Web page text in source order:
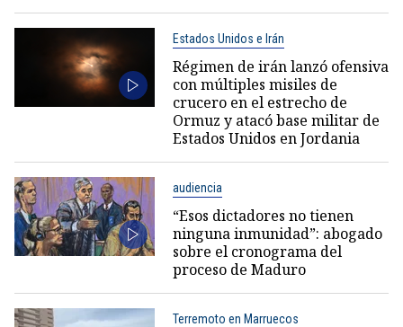
Estados Unidos e Irán
Régimen de irán lanzó ofensiva
con múltiples misiles de
crucero en el estrecho de
Ormuz y atacó base militar de
Estados Unidos en Jordania
audiencia
“Esos dictadores no tienen
ninguna inmunidad”: abogado
sobre el cronograma del
proceso de Maduro
Terremoto en Marruecos